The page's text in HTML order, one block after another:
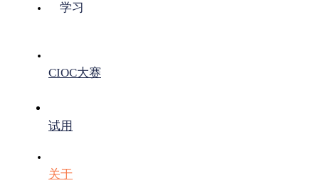
学习
CIOC大赛
试用
关于